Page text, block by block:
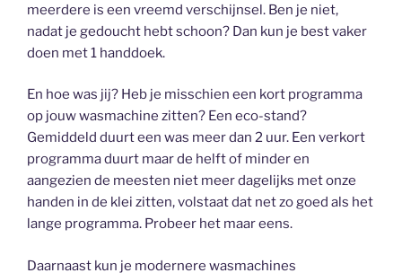
meerdere is een vreemd verschijnsel. Ben je niet,
nadat je gedoucht hebt schoon? Dan kun je best vaker
doen met 1 handdoek.
En hoe was jij? Heb je misschien een kort programma
op jouw wasmachine zitten? Een eco-stand?
Gemiddeld duurt een was meer dan 2 uur. Een verkort
programma duurt maar de helft of minder en
aangezien de meesten niet meer dagelijks met onze
handen in de klei zitten, volstaat dat net zo goed als het
lange programma. Probeer het maar eens.
Daarnaast kun je modernere wasmachines